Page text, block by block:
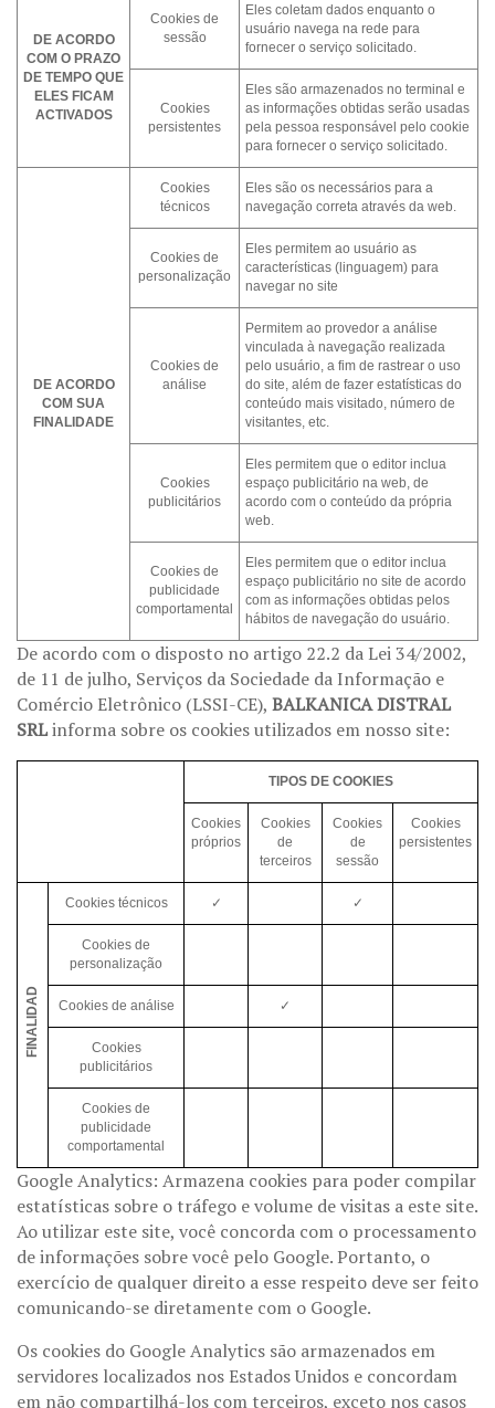
DE ACORDO
COM O PRAZO
DE TEMPO QUE
ELES FICAM
ACTIVADOS
Cookies de
sessão
Eles coletam dados enquanto o
usuário navega na rede para
fornecer o serviço solicitado.
Cookies
persistentes
Eles são armazenados no terminal e
as informações obtidas serão usadas
pela pessoa responsável pelo cookie
para fornecer o serviço solicitado.
DE ACORDO
COM SUA
FINALIDADE
Cookies
técnicos
Eles são os necessários para a
navegação correta através da web.
Cookies de
personalização
Eles permitem ao usuário as
características (linguagem) para
navegar no site
Cookies de
análise
Permitem ao provedor a análise
vinculada à navegação realizada
pelo usuário, a fim de rastrear o uso
do site, além de fazer estatísticas do
conteúdo mais visitado, número de
visitantes, etc.
Cookies
publicitários
Eles permitem que o editor inclua
espaço publicitário na web, de
acordo com o conteúdo da própria
web.
Cookies de
publicidade
comportamental
Eles permitem que o editor inclua
espaço publicitário no site de acordo
com as informações obtidas pelos
hábitos de navegação do usuário.
De acordo com o disposto no artigo 22.2 da Lei 34/2002,
de 11 de julho, Serviços da Sociedade da Informação e
Comércio Eletrônico (LSSI-CE), BALKANICA DISTRAL
SRLinforma sobre os cookies utilizados em nosso site:
TIPOS DE COOKIES
Cookies
próprios
Cookies
de
terceiros
Cookies
de
sessão
Cookies
persistentes
FINALIDAD
Cookies técnicos ✓ ✓
Cookies de
personalização
Cookies de análise ✓
Cookies
publicitários
Cookies de
publicidade
comportamental
Google Analytics: Armazena cookies para poder compilar
estatísticas sobre o tráfego e volume de visitas a este site.
Ao utilizar este site, você concorda com o processamento
de informações sobre você pelo Google. Portanto, o
exercício de qualquer direito a esse respeito deve ser feito
comunicando-se diretamente com o Google.
Os cookies do Google Analytics são armazenados em
servidores localizados nos Estados Unidos e concordam
em não compartilhá-los com terceiros, exceto nos casos